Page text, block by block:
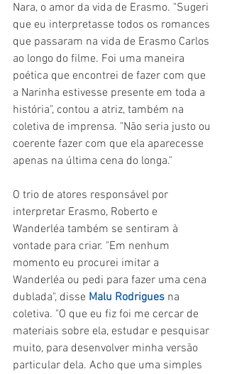
Nara, o amor da vida de Erasmo. "Sugeri
que eu interpretasse todos os romances
que passaram na vida de Erasmo Carlos
ao longo do filme. Foi uma maneira
poética que encontrei de fazer com que
a Narinha estivesse presente em toda a
história", contou a atriz, também na
coletiva de imprensa. "Não seria justo ou
coerente fazer com que ela aparecesse
apenas na última cena do longa."
O trio de atores responsável por
interpretar Erasmo, Roberto e
Wanderléa também se sentiram à
vontade para criar. "Em nenhum
momento eu procurei imitar a
Wanderléa ou pedi para fazer uma cena
dublada", disse Malu Rodrigues na
coletiva. "O que eu fiz foi me cercar de
materiais sobre ela, estudar e pesquisar
muito, para desenvolver minha versão
particular dela. Acho que uma simples